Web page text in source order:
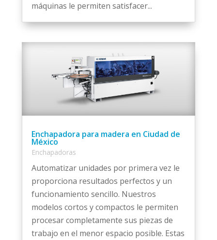
máquinas le permiten satisfacer...
Enchapadora para madera en Ciudad de
México
Enchapadoras
Automatizar unidades por primera vez le
proporciona resultados perfectos y un
funcionamiento sencillo. Nuestros
modelos cortos y compactos le permiten
procesar completamente sus piezas de
trabajo en el menor espacio posible. Estas